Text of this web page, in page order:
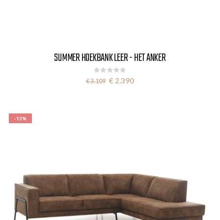
SUMMER HOEKBANK LEER - HET ANKER
Rating:
0%
€ 3.109 Special
Price
€ 2.390
-13%